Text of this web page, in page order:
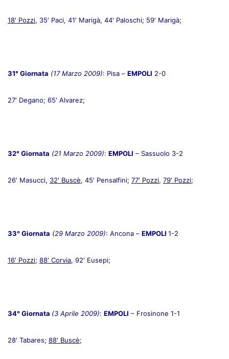
18′ Pozzi, 35′ Paci, 41′ Marigà, 44′ Paloschi; 59′ Marigà;
31° Giornata (17 Marzo 2009): Pisa – EMPOLI 2-0
27′ Degano; 65′ Alvarez;
32° Giornata (21 Marzo 2009): EMPOLI – Sassuolo 3-2
26′ Masucci, 32′ Buscè, 45′ Pensalfini; 77′ Pozzi, 79′ Pozzi;
33° Giornata (29 Marzo 2009): Ancona – EMPOLI 1-2
16′ Pozzi; 88′ Corvia, 92′ Eusepi;
34° Giornata (3 Aprile 2009): EMPOLI – Frosinone 1-1
28′ Tabares; 88′ Buscè;